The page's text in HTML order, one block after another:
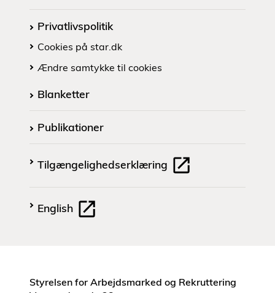
Privatlivspolitik
Cookies på star.dk
Ændre samtykke til cookies
Blanketter
Publikationer
Tilgængelighedserklæring
English
Styrelsen for Arbejdsmarked og Rekruttering